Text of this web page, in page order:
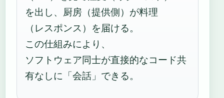
を出し、厨房（提供側）が料理
（レスポンス）を届ける。
この仕組みにより、
ソフトウェア同士が直接的なコード共
有なしに「会話」できる。